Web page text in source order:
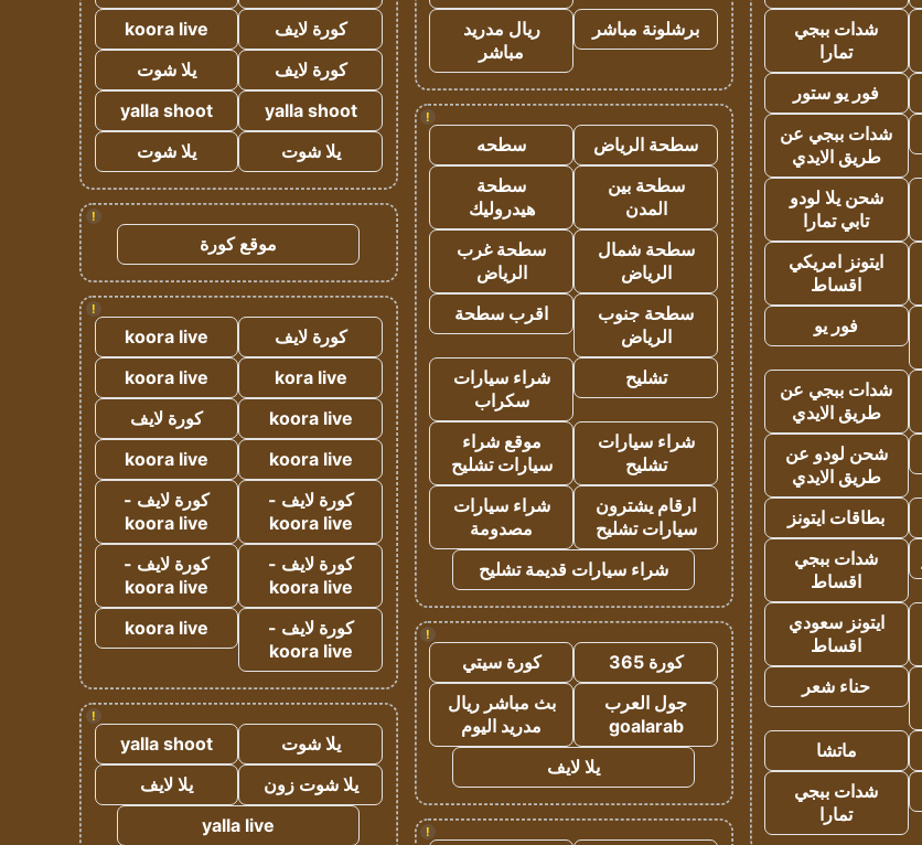
شدات ببجي
تمارا
فور يو ستور
شدات ببجي عن
طريق الايدي
شحن يلا لودو
تابي تمارا
ايتونز امريكي
اقساط
فور يو
شدات ببجي عن
طريق الايدي
شحن لودو عن
طريق الايدي
بطاقات ايتونز
شدات ببجي
اقساط
ايتونز سعودي
اقساط
حناء شعر
ماتشا
شدات ببجي
تمارا
برشلونة مباشر
ريال مدريد
مباشر
!
سطحة الرياض
سطحه
سطحة بين
المدن
سطحة
هيدروليك
سطحة شمال
الرياض
سطحة غرب
الرياض
سطحة جنوب
الرياض
اقرب سطحة
تشليح
شراء سيارات
سكراب
شراء سيارات
تشليح
موقع شراء
سيارات تشليح
ارقام يشترون
سيارات تشليح
شراء سيارات
مصدومة
شراء سيارات قديمة تشليح
!
كورة 365
كورة سيتي
جول العرب
goalarab
بث مباشر ريال
مدريد اليوم
يلا لايف
!
كورة لايف
koora live
كورة لايف
يلا شوت
yalla shoot
yalla shoot
يلا شوت
يلا شوت
!
موقع كورة
!
كورة لايف
koora live
kora live
koora live
koora live
كورة لايف
koora live
koora live
كورة لايف -
koora live
كورة لايف -
koora live
كورة لايف -
koora live
كورة لايف -
koora live
كورة لايف -
koora live
koora live
!
يلا شوت
yalla shoot
يلا شوت زون
يلا لايف
yalla live